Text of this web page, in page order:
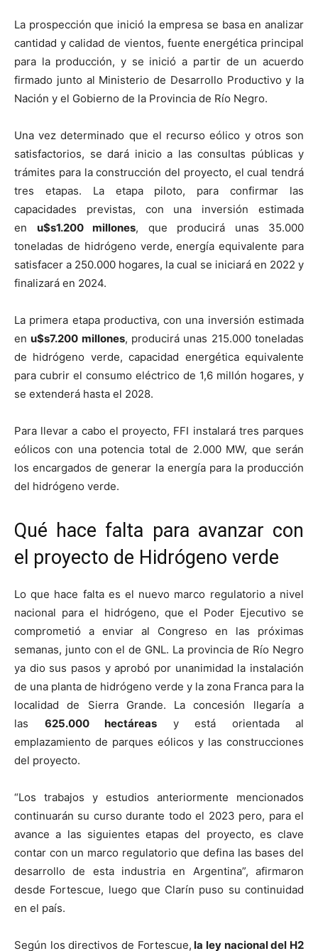
La prospección que inició la empresa se basa en analizar
cantidad y calidad de vientos, fuente energética principal
para la producción, y se inició a partir de un acuerdo
firmado junto al Ministerio de Desarrollo Productivo y la
Nación y el Gobierno de la Provincia de Río Negro.
Una vez determinado que el recurso eólico y otros son
satisfactorios, se dará inicio a las consultas públicas y
trámites para la construcción del proyecto, el cual tendrá
tres etapas. La etapa piloto, para confirmar las
capacidades previstas, con una inversión estimada
en u$s1.200 millones, que producirá unas 35.000
toneladas de hidrógeno verde, energía equivalente para
satisfacer a 250.000 hogares, la cual se iniciará en 2022 y
finalizará en 2024.
La primera etapa productiva, con una inversión estimada
enu$s7.200 millones, producirá unas 215.000 toneladas
de hidrógeno verde, capacidad energética equivalente
para cubrir el consumo eléctrico de 1,6 millón hogares, y
se extenderá hasta el 2028.
Para llevar a cabo el proyecto, FFI instalará tres parques
eólicos con una potencia total de 2.000 MW, que serán
los encargados de generar la energía para la producción
del hidrógeno verde.
Qué hace falta para avanzar con
el proyecto de Hidrógeno verde
Lo que hace falta es el nuevo marco regulatorio a nivel
nacional para el hidrógeno, que el Poder Ejecutivo se
comprometió a enviar al Congreso en las próximas
semanas, junto con el de GNL. La provincia de Río Negro
ya dio sus pasos y aprobó por unanimidad la instalación
de una planta de hidrógeno verde y la zona Franca para la
localidad de Sierra Grande. La concesión llegaría a
las 625.000 hectáreas y está orientada al
emplazamiento de parques eólicos y las construcciones
del proyecto.
“Los trabajos y estudios anteriormente mencionados
continuarán su curso durante todo el 2023 pero, para el
avance a las siguientes etapas del proyecto, es clave
contar con un marco regulatorio que defina las bases del
desarrollo de esta industria en Argentina”, afirmaron
desde Fortescue, luego que Clarín puso su continuidad
en el país.
Según los directivos de Fortescue, la ley nacional del H2